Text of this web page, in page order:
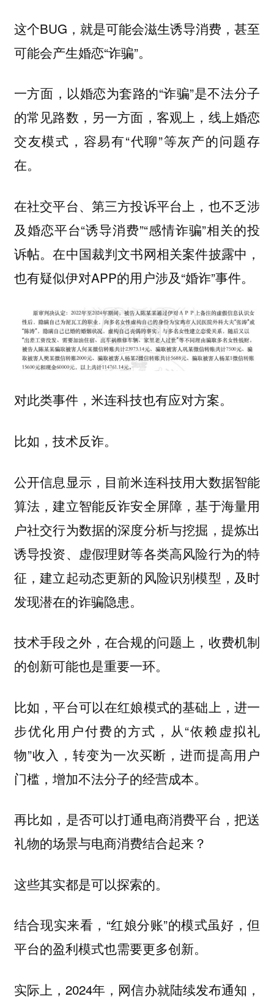
这个BUG，就是可能会滋生诱导消费，甚至
可能会产生婚恋“诈骗”。
一方面，以婚恋为套路的“诈骗”是不法分子
的常见路数，另一方面，客观上，线上婚恋
交友模式，容易有“代聊”等灰产的问题存
在。
在社交平台、第三方投诉平台上，也不乏涉
及婚恋平台“诱导消费”“感情诈骗”相关的投
诉帖。在中国裁判文书网相关案件披露中，
也有疑似伊对APP的用户涉及“婚诈”事件。
对此类事件，米连科技也有应对方案。
比如，技术反诈。
公开信息显示，目前米连科技用大数据智能
算法，建立智能反诈安全屏障，基于海量用
户社交行为数据的深度分析与挖掘，提炼出
诱导投资、虚假理财等各类高风险行为的特
征，建立起动态更新的风险识别模型，及时
发现潜在的诈骗隐患。
技术手段之外，在合规的问题上，收费机制
的创新可能也是重要一环。
比如，平台可以在红娘模式的基础上，进一
步优化用户付费的方式，从“依赖虚拟礼
物”收入，转变为一次买断，进而提高用户
门槛，增加不法分子的经营成本。
再比如，是否可以打通电商消费平台，把送
礼物的场景与电商消费结合起来？
这些其实都是可以探索的。
结合现实来看，“红娘分账”的模式虽好，但
平台的盈利模式也需要更多创新。
实际上，2024年，网信办就陆续发布通知，